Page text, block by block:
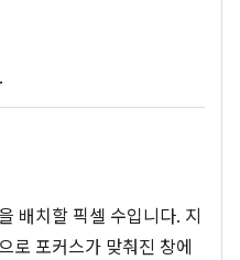
배치할 픽셀 수입니다. 지
로 포커스가 맞춰진 창에